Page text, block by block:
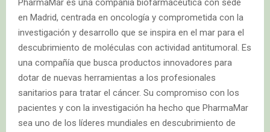
PharmaMar es una compañía biofarmacéutica con sede
en Madrid, centrada en oncología y comprometida con la
investigación y desarrollo que se inspira en el mar para el
descubrimiento de moléculas con actividad antitumoral. Es
una compañía que busca productos innovadores para
dotar de nuevas herramientas a los profesionales
sanitarios para tratar el cáncer. Su compromiso con los
pacientes y con la investigación ha hecho que PharmaMar
sea uno de los líderes mundiales en descubrimiento de